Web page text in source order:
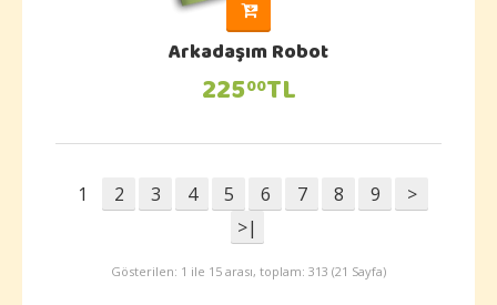
Arkadaşım Robot
22500TL
1 2 3 4 5 6 7 8 9
>
>|
Gösterilen: 1 ile 15 arası, toplam: 313 (21 Sayfa)